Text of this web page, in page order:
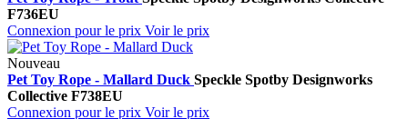
F736EU
Connexion pour le prix Voir le prix
Nouveau
Pet Toy Rope - Mallard Duck Speckle Spotby Designworks
Collective F738EU
Connexion pour le prix Voir le prix